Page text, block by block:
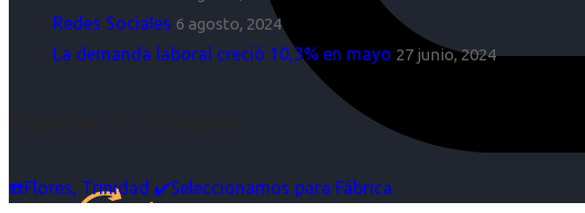
Redes Sociales 6 agosto, 2024
La demanda laboral creció 10,3% en mayo 27 junio, 2024
☎️Flores, Trinidad ✔️Seleccionamos para Fábrica